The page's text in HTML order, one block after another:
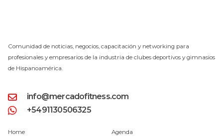
Comunidad de noticias, negocios, capacitación y networking para
profesionales y empresarios de la industria de clubes deportivos y gimnasios
de Hispanoamérica.
info@mercadofitness.com
+5491130506325
Home Agenda